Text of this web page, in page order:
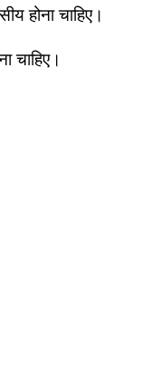
होना चाहिए।
चाहिए।